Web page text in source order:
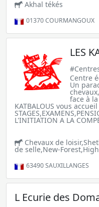
Akhal tékés
01370COURMANGOUX
LES
Centre
Un
face à
KATBALOUS vous
L'INITIATION A LA
Chevaux de
de selle,New-
63490SAUXILLANGES
L Ecurie des